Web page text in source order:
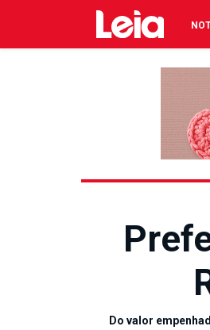
Do valor